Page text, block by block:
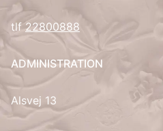
tlf22800888
ADMINISTRATION
Alsvej 13